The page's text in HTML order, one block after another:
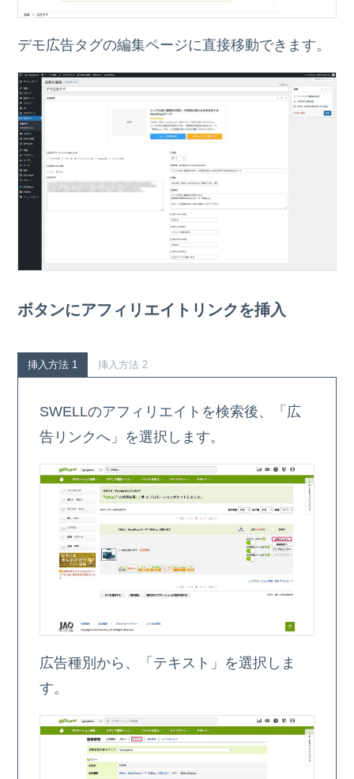
デモ広告タグの編集ページに直接移動できます。
ボタンにアフィリエイトリンクを挿入
挿入方法 1 挿入方法 2
SWELLのアフィリエイトを検索後、「広
告リンクへ」を選択します。
広告種別から、「テキスト」を選択しま
す。